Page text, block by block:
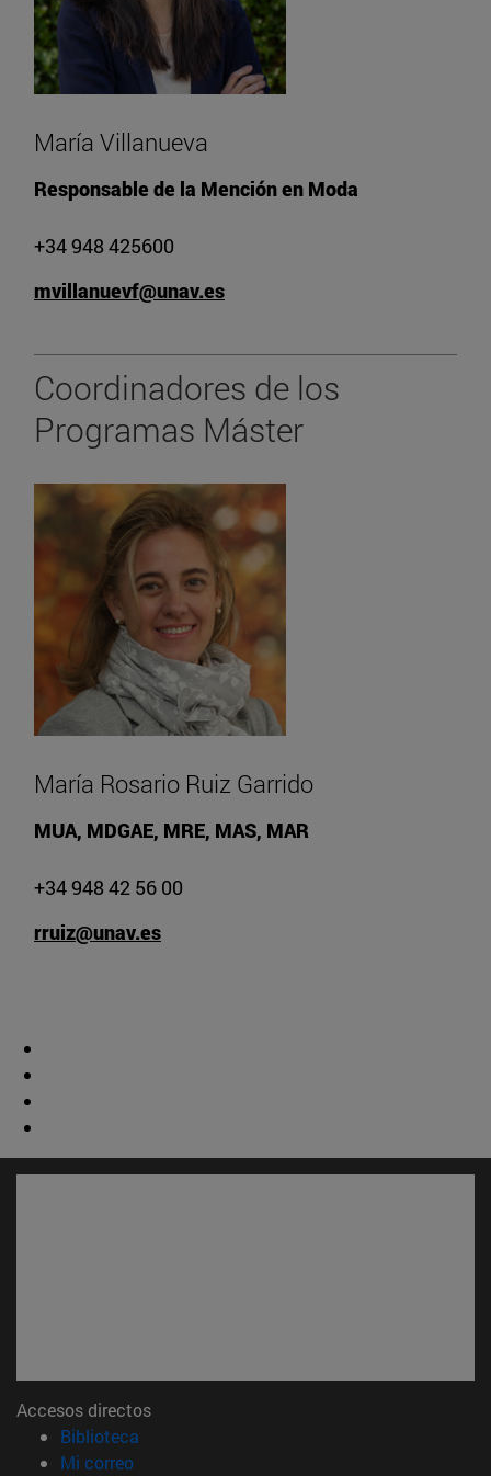
María Villanueva
Responsable de la Mención en Moda
+34 948 425600
mvillanuevf@unav.es
Coordinadores de los
Programas Máster
María Rosario Ruiz Garrido
MUA, MDGAE, MRE, MAS, MAR
+34 948 42 56 00
rruiz@unav.es
Accesos directos
Biblioteca
Mi correo(abre en nueva ventana)